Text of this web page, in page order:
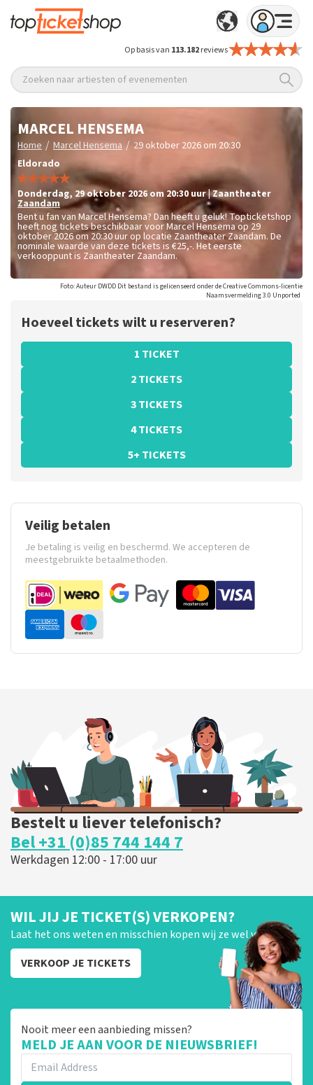
Op basis van 113.182reviews
Zoeken naar artiesten of evenementen
MARCEL HENSEMA
Home / Marcel Hensema / 29 oktober 2026 om 20:30
Eldorado
donderdag, 29 oktober 2026 om 20:30 uur|Zaantheater
Zaandam
Bent u fan van Marcel Hensema? Dan heeft u geluk! Topticketshop
heeft nog tickets beschikbaar voor Marcel Hensema op 29
oktober 2026 om 20:30 uur op locatie Zaantheater Zaandam. De
nominale waarde van deze tickets is €25,-. Het eerste
verkooppunt is Zaantheater Zaandam.
Foto: Auteur DWDD Dit bestand is gelicenseerd onder de Creative Commons-licentie
Naamsvermelding 3.0 Unported
Hoeveel tickets wilt u reserveren?
1 TICKET
2 TICKETS
3 TICKETS
4 TICKETS
5+ TICKETS
Veilig betalen
Je betaling is veilig en beschermd. We accepteren de
meestgebruikte betaalmethoden.
Bestelt u liever telefonisch?
Bel +31 (0)85 744 144 7
Werkdagen 12:00 - 17:00 uur
WIL JIJ JE TICKET(S) VERKOPEN?
Laat het ons weten en misschien kopen wij ze wel van je!
VERKOOP JE TICKETS
Nooit meer een aanbieding missen?
MELD JE AAN VOOR DE NIEUWSBRIEF!